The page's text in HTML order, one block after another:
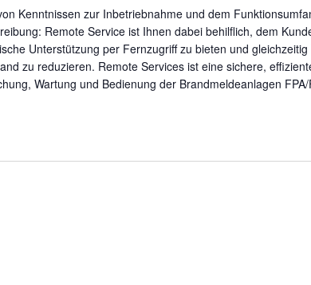
Kenntnissen zur Inbetriebnahme und dem
Remote Service ist Ihnen dabei behilflich, dem
Unterstützung per Fernzugriff zu bieten und
zu reduzieren. Remote Services ist eine sichere,
Wartung und Bedienung der Brandmeldeanlagen